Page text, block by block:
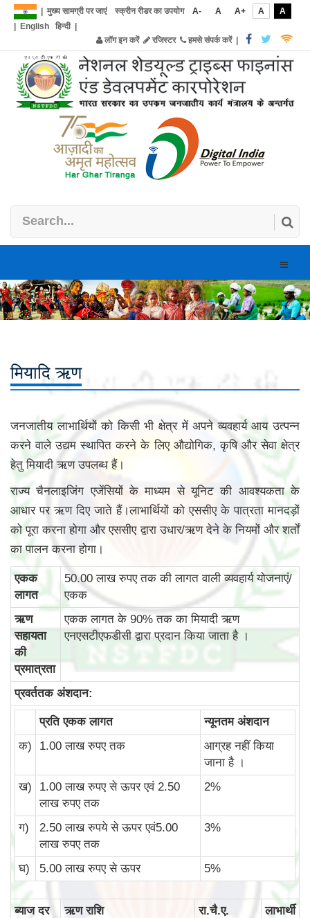
मुख्य सामग्री पर जाएं स्क्रीन रीडर का उपयोग A- A A+ A
A
English हिन्दी|
लॉग इन करें
रजिस्टर हमसे संपर्क करें|
Toggle
मियादि ऋण
जनजातीय लाभार्थियों को किसी भी क्षेत्र में अपने व्यवहार्य आय उत्पन्न
करने वाले उद्यम स्थापित करने के लिए औद्योगिक, कृषि और सेवा क्षेत्र
हेतु मियादी ऋण उपलब्ध हैं।
राज्य चैनलाइजिंग एजेंसियों के माध्यम से यूनिट की आवश्यकता के
आधार पर ऋण दिए जाते हैं।लाभार्थियों को एससीए के पात्रता मानदड़ों
को पूरा करना होगा और एससीए द्वारा उधार/ऋण देने के नियमों और शर्तों
का पालन करना होगा।
एकक
लागत
50.00 लाख रुपए तक की लागत वाली व्‍यवहार्य योजनाएं/
एकक
ऋण
सहायता
की
प्रमात्रता
एकक लागत के 90% तक का मियादी ऋण
एनएसटीएफडीसी द्वारा प्रदान किया जाता है ।
प्रवर्ततक अंशदान:
प्रति एकक लागत
न्‍यूनतम अंशदान
क)
1.00 लाख रुपए तक
आग्रह नहीं किया
जाना है ।
ख)
1.00 लाख रुपए से ऊपर एवं 2.50
लाख रुपए तक
2%
ग)
2.50 लाख रुपये से ऊपर एवं5.00
लाख रुपए तक
3%
घ) 5.00 लाख रुपए से ऊपर 5%
ब्‍याज दर ऋण राशि
रा.चै.ए.
लाभार्थी